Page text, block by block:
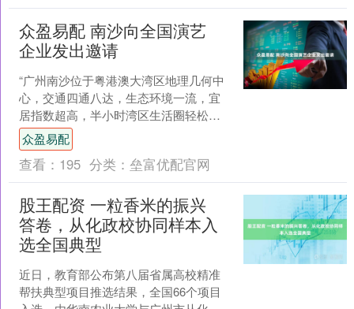
众盈易配 南沙向全国演艺
企业发出邀请
“广州南沙位于粤港澳大湾区地理几何中
心，交通四通八达，生态环境一流，宜
居指数超高，半小时湾区生活圈轻松实
现。在这里你可以尽情拥抱都市的繁
荣，也可以享受大自然的舒....
众盈易配
查看： 195 分类： 垒富优配官网
股王配资 一粒香米的振兴
答卷，从化政校协同样本入
选全国典型
近日，教育部公布第八届省属高校精准
帮扶典型项目推选结果，全国66个项目